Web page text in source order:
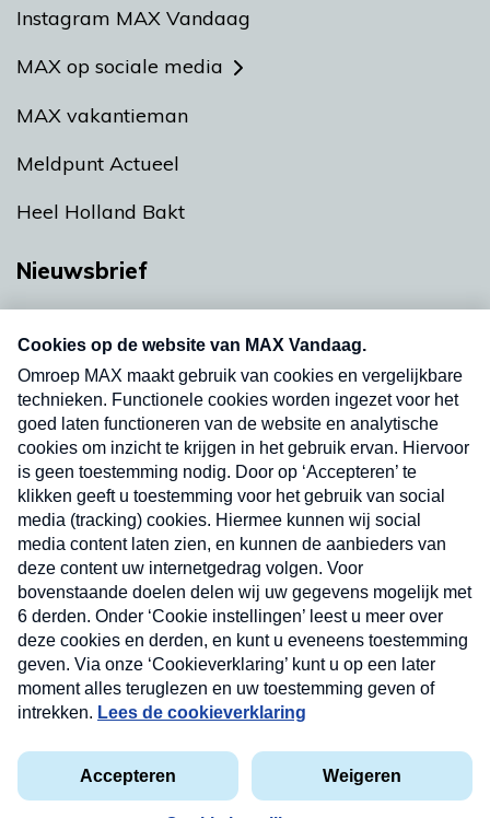
Instagram MAX Vandaag
MAX op sociale media
MAX vakantieman
Meldpunt Actueel
Heel Holland Bakt
Nieuwsbrief
nieuwsbrief. Elke vrijdag- en dinsdagochtend in
uw mailbox.
Verzend
Privacyverklaring
Cookieverklaring
Kwetsbaarheid melden
Nieuwsbrief
Neem hier een gratis abonnement op onze
nieuwsbrief. Elke vrijdag- en dinsdagochtend in uw